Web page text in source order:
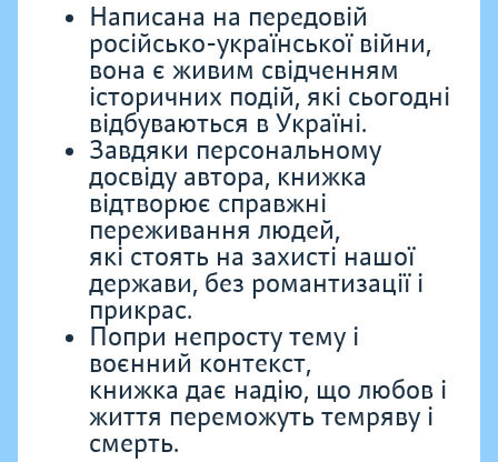
Написана на передовій
російсько-української війни,
вона є живим свідченням
історичних подій, які сьогодні
відбуваються в Україні.
Завдяки персональному
досвіду автора, книжка
відтворює справжні
переживання людей,
які стоять на захисті нашої
держави, без романтизації і
прикрас.
Попри непросту тему і
воєнний контекст,
книжка дає надію, що любов і
життя переможуть темряву і
смерть.